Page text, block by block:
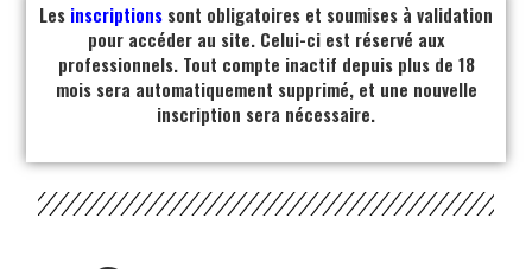
Les inscriptions sont obligatoires et soumises à validation
pour accéder au site. Celui-ci est réservé aux
professionnels. Tout compte inactif depuis plus de 18
mois sera automatiquement supprimé, et une nouvelle
inscription sera nécessaire.